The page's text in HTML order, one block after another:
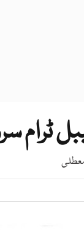
ٹرام
معطلی